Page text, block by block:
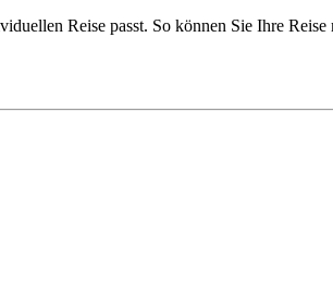
Reise passt. So können Sie Ihre